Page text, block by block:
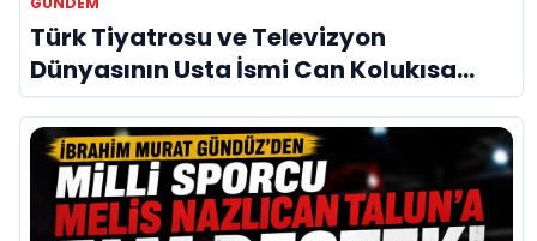
Türk Tiyatrosu ve Televizyon
Dünyasının Usta İsmi Can Kolukısa
Hayatını Kaybetti